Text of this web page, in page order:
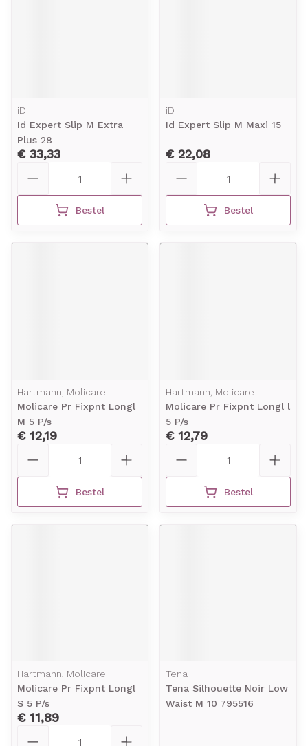
iD
Id Expert Slip M Extra
Plus 28
€ 33,33
Bestel
iD
Id Expert Slip M Maxi 15
€ 22,08
Bestel
Hartmann, Molicare
Molicare Pr Fixpnt Longl
M 5 P/s
€ 12,19
Bestel
Hartmann, Molicare
Molicare Pr Fixpnt Longl l
5 P/s
€ 12,79
Bestel
Hartmann, Molicare
Molicare Pr Fixpnt Longl
S 5 P/s
€ 11,89
Tena
Tena Silhouette Noir Low
Waist M 10 795516